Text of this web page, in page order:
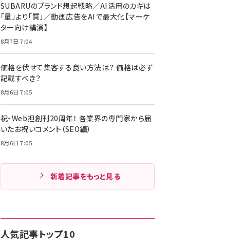
SUBARUのブランド想起戦略／AI活用のカギは
「量」より「質」／動画広告をAIで最大化【マーケ
ター向け講演】
8月7日 7:04
価格を伏せて集客する良い方法は？ 価格は必ず
記載すべき？
8月6日 7:05
祝・Web担創刊20周年！ 各業界の専門家から届
いたお祝いコメント（SEO編）
8月6日 7:05
新着記事をもっと見る
人気記事トップ10